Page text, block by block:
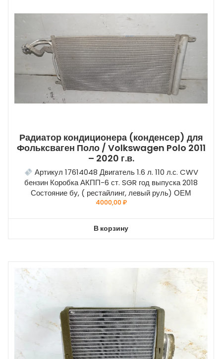
Радиатор кондиционера (конденсер) для
Фольксваген Поло / Volkswagen Polo 2011
– 2020 г.в.
Артикул 17614048 Двигатель 1.6 л. 110 л.с. CWV
бензин Коробка АКПП-6 ст. SGR год выпуска 2018
Состояние бу, ( рестайлинг, левый руль) ОЕМ
4000,00₽
В корзину